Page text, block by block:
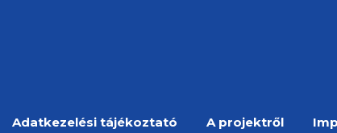
Adatkezelési tájékoztató A projektről